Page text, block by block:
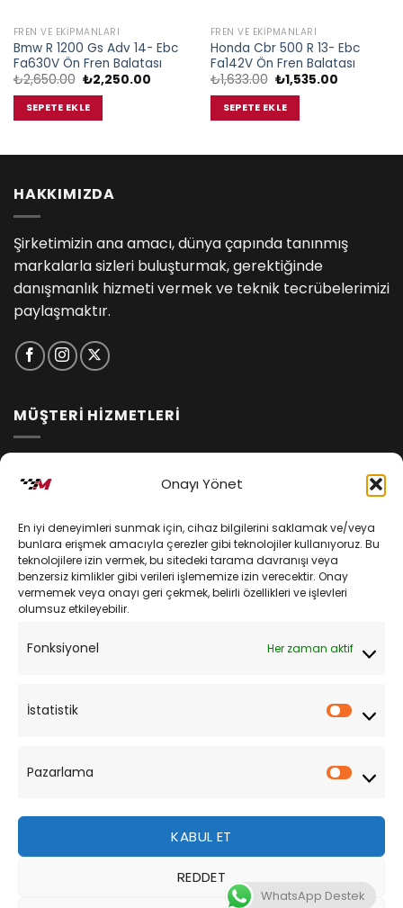
Onayı Yönet
En iyi deneyimleri sunmak için, cihaz bilgilerini saklamak ve/veya
bunlara erişmek amacıyla çerezler gibi teknolojiler kullanıyoruz. Bu
teknolojilere izin vermek, bu sitedeki tarama davranışı veya
benzersiz kimlikler gibi verileri işlememize izin verecektir. Onay
vermemek veya onayı geri çekmek, belirli özellikleri ve işlevleri
olumsuz etkileyebilir.
Fonksiyonel Her zaman aktif
İstatistik
Pazarlama
KABUL ET
REDDET
FREN VE EKIPMANLARI
Bmw R 1200 Gs Adv 14- Ebc
Fa630V Ön Fren Balatası
₺2,650.00 Orijinal
fiyat:
₺2,650.00.
₺2,250.00Şu
SEPETE EKLE
FREN VE EKIPMANLARI
Honda Cbr 500 R 13- Ebc
Fa142V Ön Fren Balatası
₺1,633.00 Orijinal
fiyat:
₺1,633.00.
₺1,535.00Şu
SEPETE EKLE
HAKKIMIZDA
Şirketimizin ana amacı, dünya çapında tanınmış
markalarla sizleri buluşturmak, gerektiğinde
danışmanlık hizmeti vermek ve teknik tecrübelerimizi
paylaşmaktır.
MÜŞTERİ HİZMETLERİ
Kişisel Verilerin Korunması
Mesafeli Satış Sözleşmesi
Sipariş Takibi
Bu site, size daha iyi bir tarama deneyimi sunmak için
çerezler kullanmaktadır. Bu web sitesinde gezinerek,
WhatsApp Destek